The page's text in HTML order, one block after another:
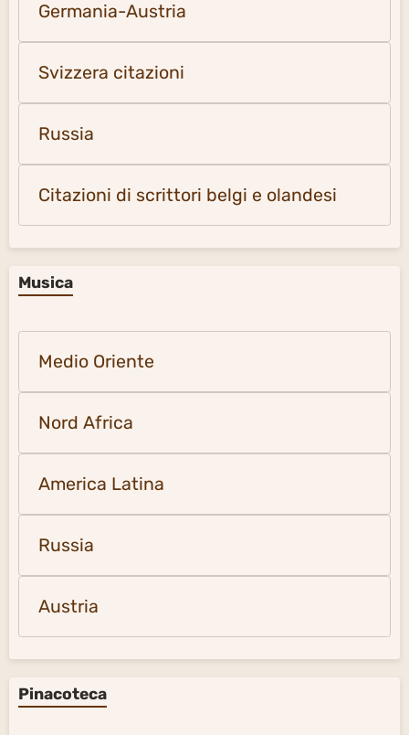
Germania-Austria
Svizzera citazioni
Russia
Citazioni di scrittori belgi e olandesi
Musica
Medio Oriente
Nord Africa
America Latina
Russia
Austria
Pinacoteca